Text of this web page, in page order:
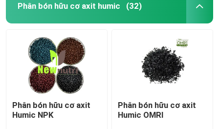
Phân bón hữu cơ axit humic (32)
Phân bón hữu cơ axit
Humic NPK
Phân bón hữu cơ axit
Humic OMRI